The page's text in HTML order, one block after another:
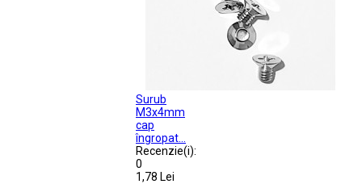
Surub
M3x4mm
cap
îngropat...
Recenzie(i):
0
1,78 Lei